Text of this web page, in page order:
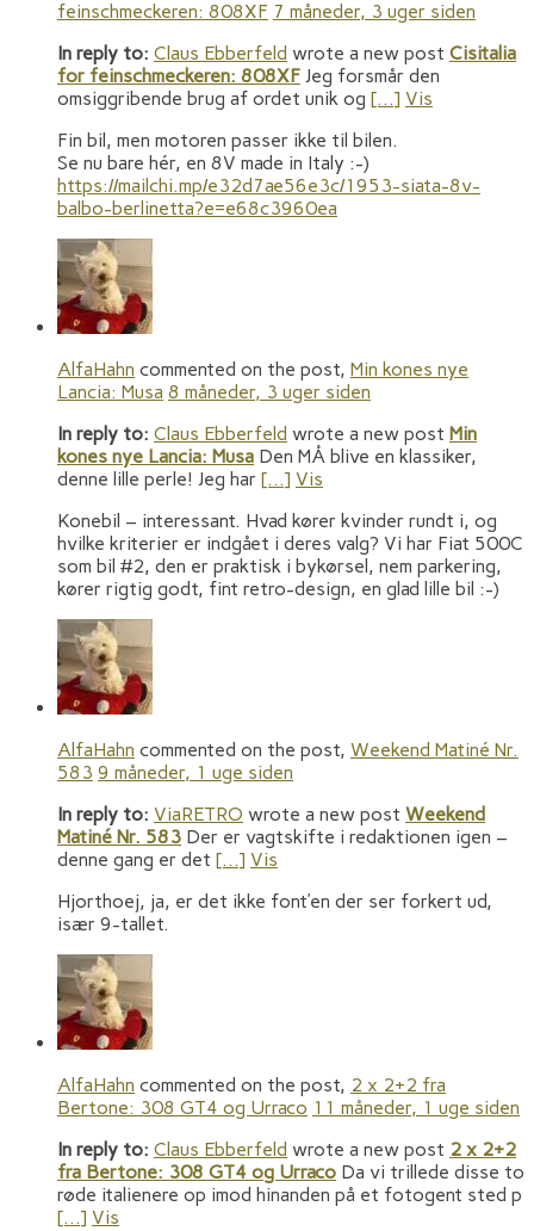
feinschmeckeren: 808XF 7 måneder, 3 uger siden
In reply to: Claus Ebberfeld wrote a new post Cisitalia
for feinschmeckeren: 808XF Jeg forsmår den
omsiggribende brug af ordet unik og […] Vis
Fin bil, men motoren passer ikke til bilen.
Se nu bare hér, en 8V made in Italy :-)
https://mailchi.mp/e32d7ae56e3c/1953-siata-8v-
balbo-berlinetta?e=e68c3960ea
AlfaHahn commented on the post, Min kones nye
Lancia: Musa 8 måneder, 3 uger siden
In reply to: Claus Ebberfeld wrote a new post Min
kones nye Lancia: Musa Den MÅ blive en klassiker,
denne lille perle! Jeg har […] Vis
Konebil – interessant. Hvad kører kvinder rundt i, og
hvilke kriterier er indgået i deres valg? Vi har Fiat 500C
som bil #2, den er praktisk i bykørsel, nem parkering,
kører rigtig godt, fint retro-design, en glad lille bil :-)
AlfaHahn commented on the post, Weekend Matiné Nr.
583 9 måneder, 1 uge siden
In reply to: ViaRETRO wrote a new post Weekend
Matiné Nr. 583 Der er vagtskifte i redaktionen igen –
denne gang er det […] Vis
Hjorthoej, ja, er det ikke font’en der ser forkert ud,
især 9-tallet.
AlfaHahn commented on the post, 2 x 2+2 fra
Bertone: 308 GT4 og Urraco 11 måneder, 1 uge siden
In reply to: Claus Ebberfeld wrote a new post 2 x 2+2
fra Bertone: 308 GT4 og Urraco Da vi trillede disse to
røde italienere op imod hinanden på et fotogent sted p
[…] Vis